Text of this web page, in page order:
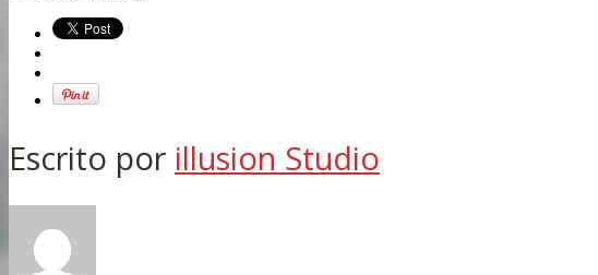
Escrito por illusion Studio